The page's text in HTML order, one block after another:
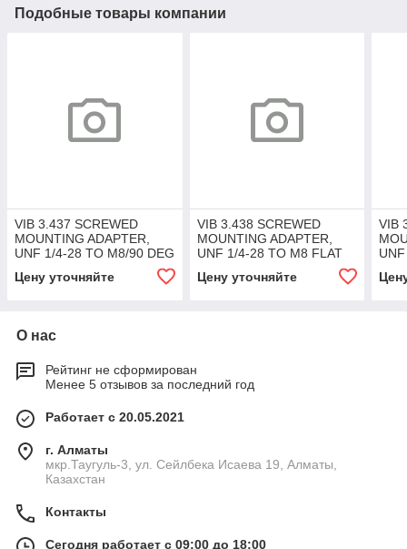
Подобные товары компании
VIB 3.437 SCREWED
MOUNTING ADAPTER,
UNF 1/4-28 TO M8/90 DEG
Цену уточняйте
VIB 3.438 SCREWED
MOUNTING ADAPTER,
UNF 1/4-28 TO M8 FLAT
Цену уточняйте
VIB
О нас
Рейтинг не сформирован
Менее 5 отзывов за последний год
Работает с 20.05.2021
г. Алматы
мкр.Таугуль-3, ул. Сейлбека Исаева 19, Алматы,
Казахстан
Контакты
Сегодня работает с 09:00 до 18:00